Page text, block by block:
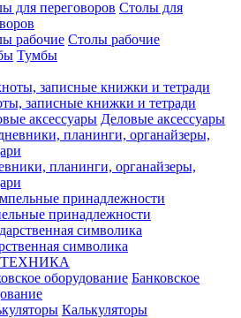
Столы для
Столы рабочие
Тумбы
записные книжки и тетради
Деловые аксессуары
планинги, органайзеры,
принадлежности
символика
Банковское
Калькуляторы